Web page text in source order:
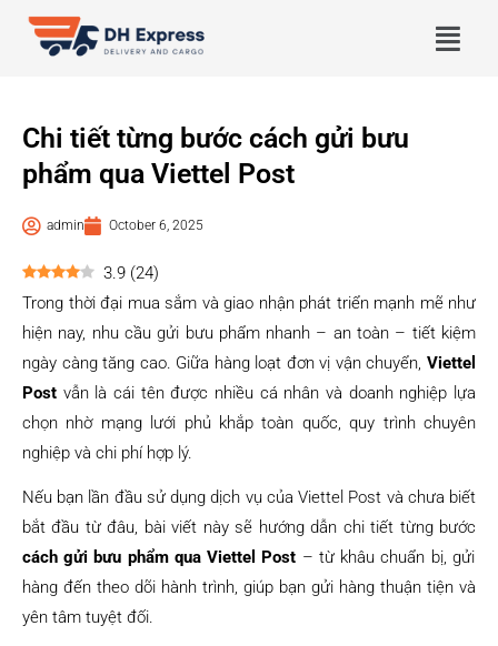
Chi tiết từng bước cách gửi bưu
phẩm qua Viettel Post
admin October 6, 2025
3.9 (24)
Trong thời đại mua sắm và giao nhận phát triển mạnh mẽ như
hiện nay, nhu cầu gửi bưu phẩm nhanh – an toàn – tiết kiệm
ngày càng tăng cao. Giữa hàng loạt đơn vị vận chuyển, Viettel
Post vẫn là cái tên được nhiều cá nhân và doanh nghiệp lựa
chọn nhờ mạng lưới phủ khắp toàn quốc, quy trình chuyên
nghiệp và chi phí hợp lý.
Nếu bạn lần đầu sử dụng dịch vụ của Viettel Post và chưa biết
bắt đầu từ đâu, bài viết này sẽ hướng dẫn chi tiết từng bước
cách gửi bưu phẩm qua Viettel Post – từ khâu chuẩn bị, gửi
hàng đến theo dõi hành trình, giúp bạn gửi hàng thuận tiện và
yên tâm tuyệt đối.